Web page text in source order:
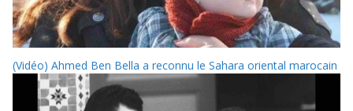
(Vidéo) Ahmed Ben Bella a reconnu le Sahara oriental marocain